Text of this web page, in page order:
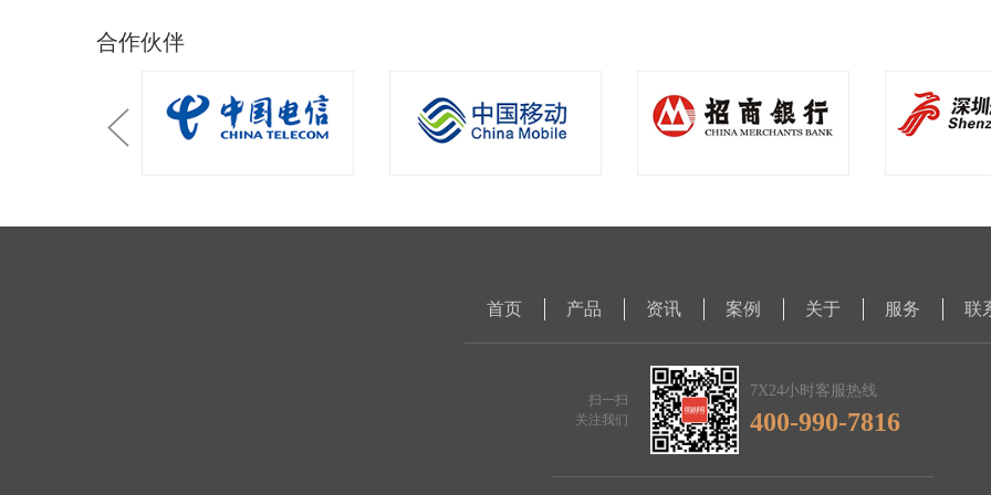
合作伙伴

首页 产品 资讯 案例 关于 服务 联
扫一扫
关注我们
7X24小时客服热线
400-990-7816